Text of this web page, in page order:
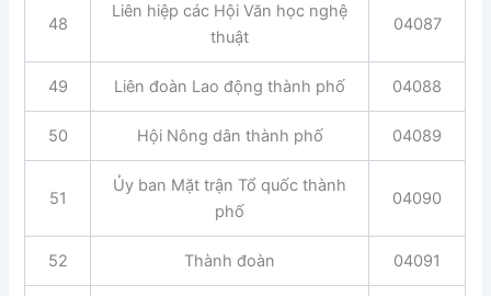
48
Liên hiệp các Hội Văn học nghệ
thuật
04087
49 Liên đoàn Lao động thành phố 04088
50 Hội Nông dân thành phố 04089
51
Ủy ban Mặt trận Tổ quốc thành
phố
04090
52 Thành đoàn 04091